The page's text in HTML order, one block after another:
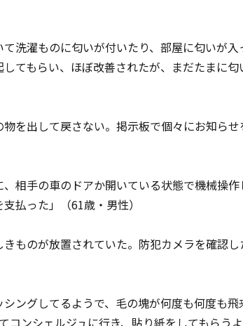
て洗濯ものに匂いが付いたり、部屋に匂いが
てもらい、ほぼ改善されたが、まだたまに匂
を出して戻さない。掲示板で個々にお知らせ
相手の車のドアか開いている状態で機械操作
払った」（61歳・男性）
きものが放置されていた。防犯カメラを確認
シングしてるようで、毛の塊が何度も何度も
コンシェルジュに行き、貼り紙をしてもらう